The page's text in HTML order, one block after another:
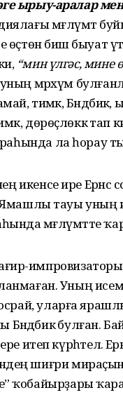
ырыу-аралар
мәғлүмәт
өҫтөнә биш быуат
“мин үлгәс, мине
мәрхүм
тимәк,
тимәк, дөрөҫлөккә
тураһында ла һорау
икенсе ире
тауы уның
мәғлүмәтте
импровизаторы.
Уның исеме
осрай, уларға
Бәндәбикә
күрһәтелә.
шиғри мираҫына
ҡобайырҙары